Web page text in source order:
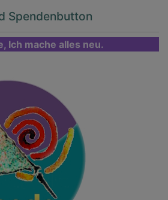
Spendenbutton
Ich mache alles neu.